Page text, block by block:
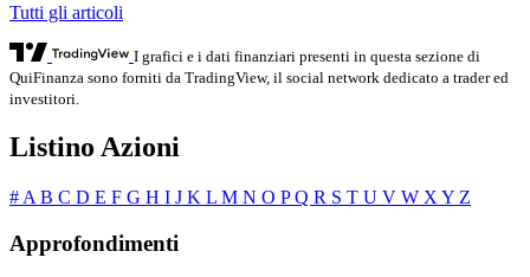
Tutti gli articoli
I grafici e i dati finanziari presenti in questa sezione di
QuiFinanza sono forniti da TradingView, il social network dedicato a trader ed
investitori.
Listino Azioni
# A B C D E F G H I J K L M N O PQ R S T U V W X Y Z
Approfondimenti